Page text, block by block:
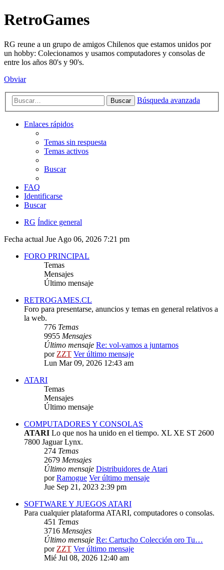
RetroGames
RG reune a un grupo de amigos Chilenos que estamos unidos por
un hobby: Colecionamos y usamos computadores y consolas de
entre los años 80's y 90's.
Obviar
Buscar Búsqueda avanzada
Enlaces rápidos
Temas sin respuesta
Temas activos
Buscar
FAQ
Identificarse
Buscar
RG Índice general
Fecha actual Jue Ago 06, 2026 7:21 pm
FORO PRINCIPAL
Temas
Mensajes
Último mensaje
RETROGAMES.CL
Foro para presentarse, anuncios y temas en general relativos a
la web.
776 Temas
9955 Mensajes
Último mensaje Re: vol-vamos a juntarnos
porZZT Ver último mensaje
Lun Mar 09, 2026 12:43 am
ATARI
Temas
Mensajes
Último mensaje
COMPUTADORES Y CONSOLAS
ATARI Lo que nos ha unido en el tiempo. XL XE ST 2600
7800 Jaguar Lynx.
274 Temas
2679 Mensajes
Último mensaje Distribuidores de Atari
porRamogue Ver último mensaje
Jue Sep 21, 2023 2:39 pm
SOFTWARE Y JUEGOS ATARI
Para cualquier plataforma ATARI, computadores o consolas.
451 Temas
3716 Mensajes
Último mensaje Re: Cartucho Colección oro Tu…
porZZT Ver último mensaje
Mié Jul 08, 2026 12:40 am